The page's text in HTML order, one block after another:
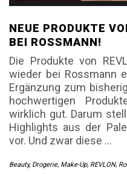
NEUE PRODUKTE
BEI ROSSMANN!
Die Produkte von
wieder bei Rossmann
Ergänzung zum
hochwertigen
wirklich gut. Darum
Highlights aus der
vor. Und zwar diese …
Beauty, Drogerie, Make-Up, REVLON,